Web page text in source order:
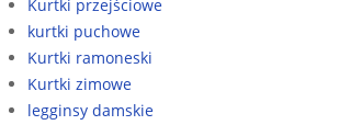
Kurtki przejściowe
kurtki puchowe
Kurtki ramoneski
Kurtki zimowe
legginsy damskie